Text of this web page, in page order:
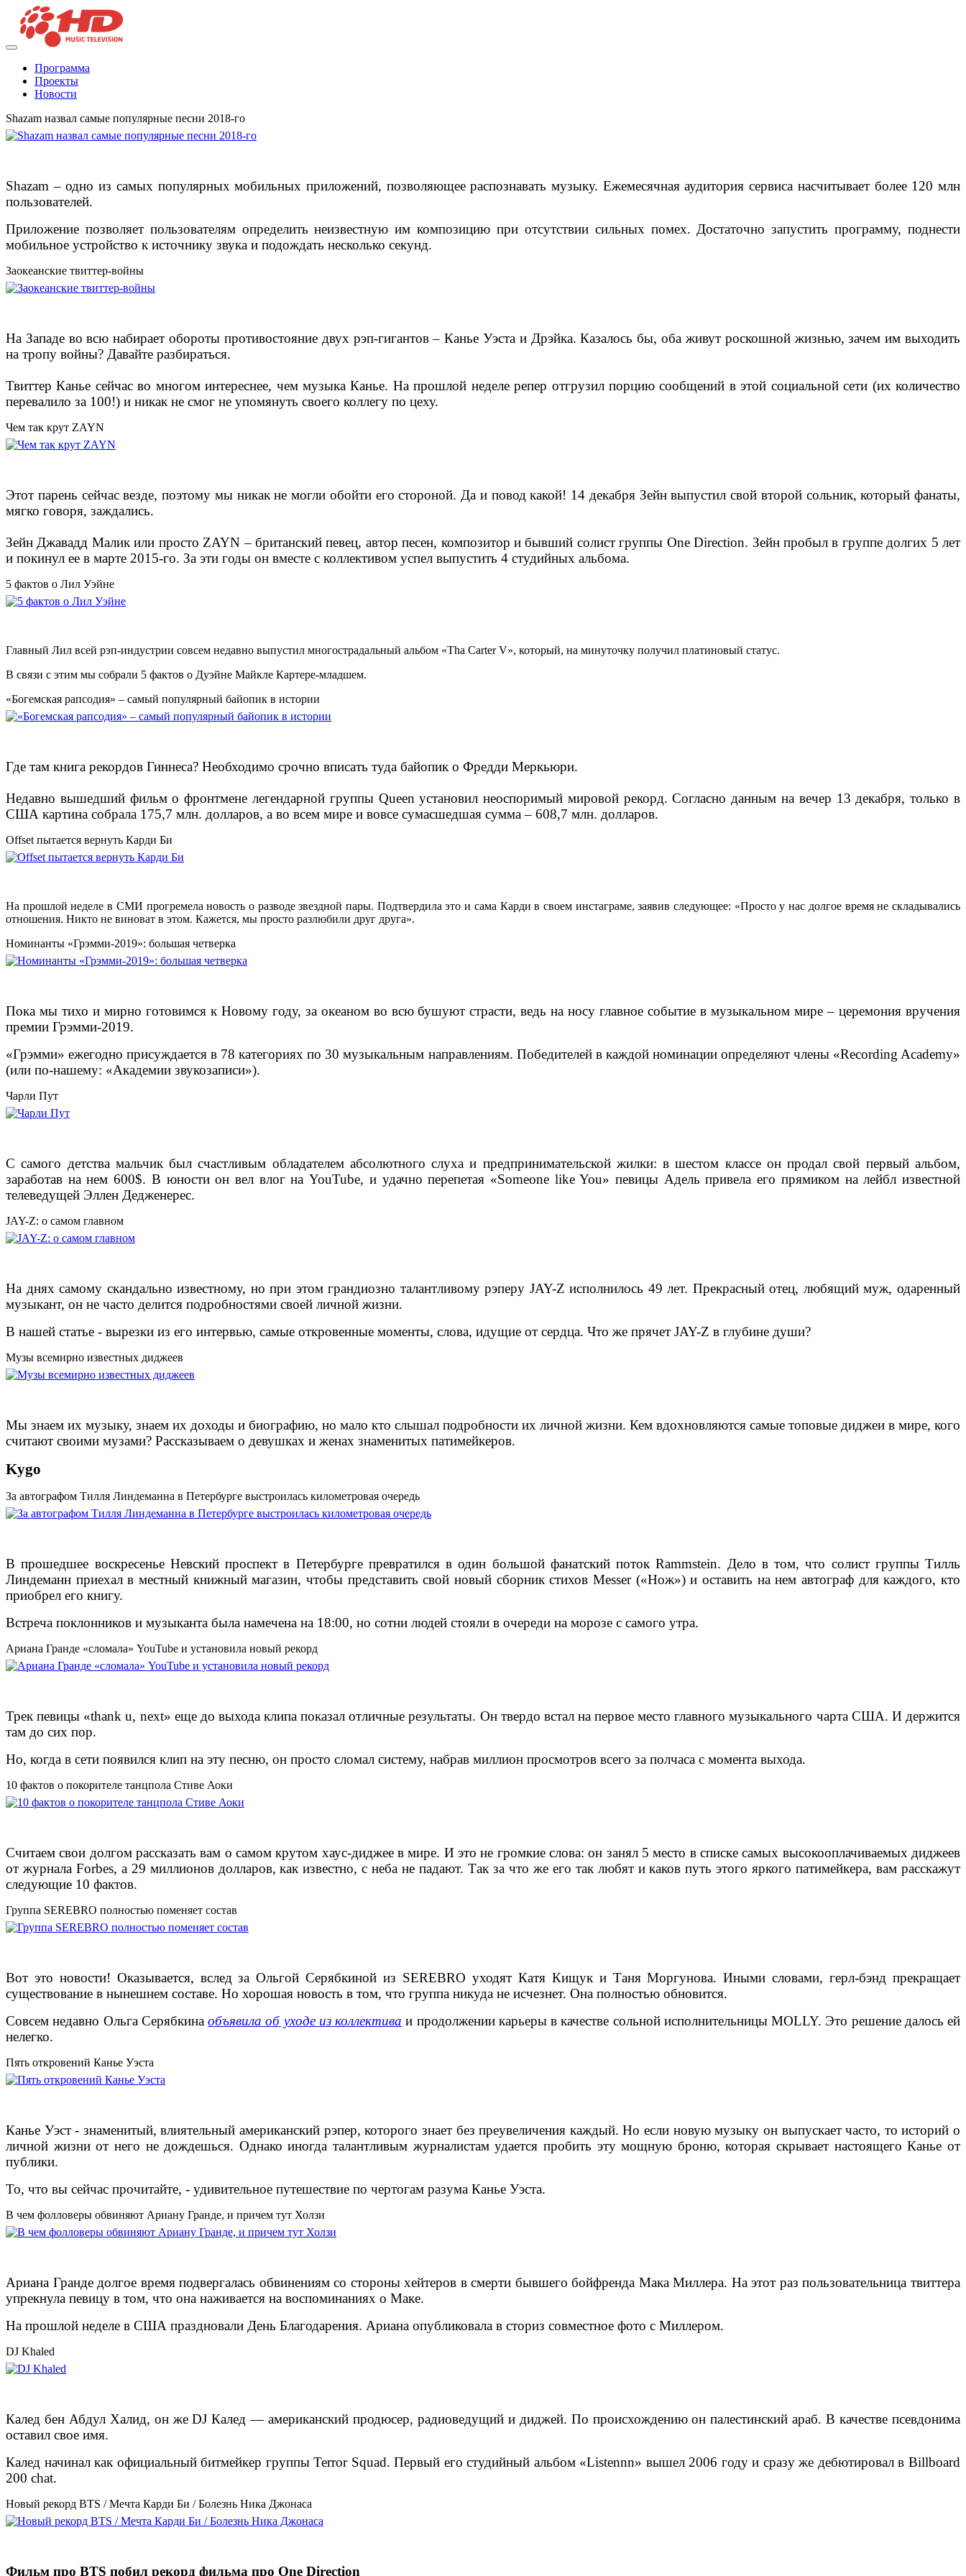
Программа
Проекты
Новости
Shazam назвал самые популярные песни 2018-го
Shazam – одно из самых популярных мобильных приложений, позволяющее распознавать музыку. Ежемесячная аудитория сервиса насчитывает более 120 млн
пользователей.
Приложение позволяет пользователям определить неизвестную им композицию при отсутствии сильных помех. Достаточно запустить программу, поднести
мобильное устройство к источнику звука и подождать несколько секунд.
Заокеанские твиттер-войны
На Западе во всю набирает обороты противостояние двух рэп-гигантов – Канье Уэста и Дрэйка. Казалось бы, оба живут роскошной жизнью, зачем им выходить
на тропу войны? Давайте разбираться.
Твиттер Канье сейчас во многом интереснее, чем музыка Канье. На прошлой неделе репер отгрузил порцию сообщений в этой социальной сети (их количество
перевалило за 100!) и никак не смог не упомянуть своего коллегу по цеху.
Чем так крут ZAYN
Этот парень сейчас везде, поэтому мы никак не могли обойти его стороной. Да и повод какой! 14 декабря Зейн выпустил свой второй сольник, который фанаты,
мягко говоря, заждались.
Зейн Джавадд Малик или просто ZAYN – британский певец, автор песен, композитор и бывший солист группы One Direction. Зейн пробыл в группе долгих 5 лет
и покинул ее в марте 2015-го. За эти годы он вместе с коллективом успел выпустить 4 студийных альбома.
5 фактов о Лил Уэйне
Главный Лил всей рэп-индустрии совсем недавно выпустил многострадальный альбом «Tha Carter V», который, на минуточку получил платиновый статус.
В связи с этим мы собрали 5 фактов о Дуэйне Майкле Картере-младшем.
«Богемская рапсодия» – самый популярный байопик в истории
Где там книга рекордов Гиннеса? Необходимо срочно вписать туда байопик о Фредди Меркьюри.
Недавно вышедший фильм о фронтмене легендарной группы Queen установил неоспоримый мировой рекорд. Согласно данным на вечер 13 декабря, только в
США картина собрала 175,7 млн. долларов, а во всем мире и вовсе сумасшедшая сумма – 608,7 млн. долларов.
Offset пытается вернуть Карди Би
На прошлой неделе в СМИ прогремела новость о разводе звездной пары. Подтвердила это и сама Карди в своем инстаграме, заявив следующее: «Просто у нас долгое время не складывались
отношения. Никто не виноват в этом. Кажется, мы просто разлюбили друг друга».
Номинанты «Грэмми-2019»: большая четверка
Пока мы тихо и мирно готовимся к Новому году, за океаном во всю бушуют страсти, ведь на носу главное событие в музыкальном мире – церемония вручения
премии Грэмми-2019.
«Грэмми» ежегодно присуждается в 78 категориях по 30 музыкальным направлениям. Победителей в каждой номинации определяют члены «Recording Academy»
(или по-нашему: «Академии звукозаписи»).
Чарли Пут
С самого детства мальчик был счастливым обладателем абсолютного слуха и предпринимательской жилки: в шестом классе он продал свой первый альбом,
заработав на нем 600$. В юности он вел влог на YouTube, и удачно перепетая «Someone like You» певицы Адель привела его прямиком на лейбл известной
телеведущей Эллен Дедженерес.
JAY-Z: о самом главном
На днях самому скандально известному, но при этом грандиозно талантливому рэперу JAY-Z исполнилось 49 лет. Прекрасный отец, любящий муж, одаренный
музыкант, он не часто делится подробностями своей личной жизни.
В нашей статье - вырезки из его интервью, самые откровенные моменты, слова, идущие от сердца. Что же прячет JAY-Z в глубине души?
Музы всемирно известных диджеев
Мы знаем их музыку, знаем их доходы и биографию, но мало кто слышал подробности их личной жизни. Кем вдохновляются самые топовые диджеи в мире, кого
считают своими музами? Рассказываем о девушках и женах знаменитых патимейкеров.
Kygo
За автографом Тилля Линдеманна в Петербурге выстроилась километровая очередь
В прошедшее воскресенье Невский проспект в Петербурге превратился в один большой фанатский поток Rammstein. Дело в том, что солист группы Тилль
Линдеманн приехал в местный книжный магазин, чтобы представить свой новый сборник стихов Messer («Нож») и оставить на нем автограф для каждого, кто
приобрел его книгу.
Встреча поклонников и музыканта была намечена на 18:00, но сотни людей стояли в очереди на морозе с самого утра.
Ариана Гранде «сломала» YouTube и установила новый рекорд
Трек певицы «thank u, next» еще до выхода клипа показал отличные результаты. Он твердо встал на первое место главного музыкального чарта США. И держится
там до сих пор.
Но, когда в сети появился клип на эту песню, он просто сломал систему, набрав миллион просмотров всего за полчаса с момента выхода.
10 фактов о покорителе танцпола Стиве Аоки
Считаем свои долгом рассказать вам о самом крутом хаус-диджее в мире. И это не громкие слова: он занял 5 место в списке самых высокооплачиваемых диджеев
от журнала Forbes, а 29 миллионов долларов, как известно, с неба не падают. Так за что же его так любят и каков путь этого яркого патимейкера, вам расскажут
следующие 10 фактов.
Группа SEREBRO полностью поменяет состав
Вот это новости! Оказывается, вслед за Ольгой Серябкиной из SEREBRO уходят Катя Кищук и Таня Моргунова. Иными словами, герл-бэнд прекращает
существование в нынешнем составе. Но хорошая новость в том, что группа никуда не исчезнет. Она полностью обновится.
Совсем недавно Ольга Серябкина объявила об уходе из коллектива и продолжении карьеры в качестве сольной исполнительницы MOLLY. Это решение далось ей
нелегко.
Пять откровений Канье Уэста
Канье Уэст - знаменитый, влиятельный американский рэпер, которого знает без преувеличения каждый. Но если новую музыку он выпускает часто, то историй о
личной жизни от него не дождешься. Однако иногда талантливым журналистам удается пробить эту мощную броню, которая скрывает настоящего Канье от
публики.
То, что вы сейчас прочитайте, - удивительное путешествие по чертогам разума Канье Уэста.
В чем фолловеры обвиняют Ариану Гранде, и причем тут Холзи
Ариана Гранде долгое время подвергалась обвинениям со стороны хейтеров в смерти бывшего бойфренда Мака Миллера. На этот раз пользовательница твиттера
упрекнула певицу в том, что она наживается на воспоминаниях о Маке.
На прошлой неделе в США праздновали День Благодарения. Ариана опубликовала в сториз совместное фото с Миллером.
DJ Khaled
Калед бен Абдул Халид, он же DJ Калед — американский продюсер, радиоведущий и диджей. По происхождению он палестинский араб. В качестве псевдонима
оставил свое имя.
Калед начинал как официальный битмейкер группы Terror Squad.Первый его студийный альбом «Listennn» вышел 2006 году и сразу же дебютировал в Billboard
200 chat.
Новый рекорд BTS / Мечта Карди Би / Болезнь Ника Джонаса
Фильм про BTS побил рекорд фильма про One Direction